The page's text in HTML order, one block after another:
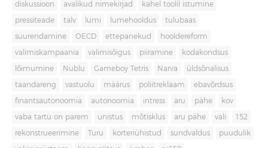
diskussioon avalikud nimekirjad kahel toolil istumine
pressiteade talv lumi lumehooldus tulubaas
suurendamine OECD ettepanekud hooldereform
valimiskampaania valimisõigus piiramine kodakondsus
lõimumine Nublu Gameboy Tetris Narva üldsõnalisus
taandareng vastuolu määrus poliitreklaam ebavõrdsus
finantsautonoomia autonoomia intress aru pähe kov
vaba tartu on parem unistus mõtisklus aru pähe vali 152
rekonstrueerimine Turu korteriühistud sundvaldus puudulik